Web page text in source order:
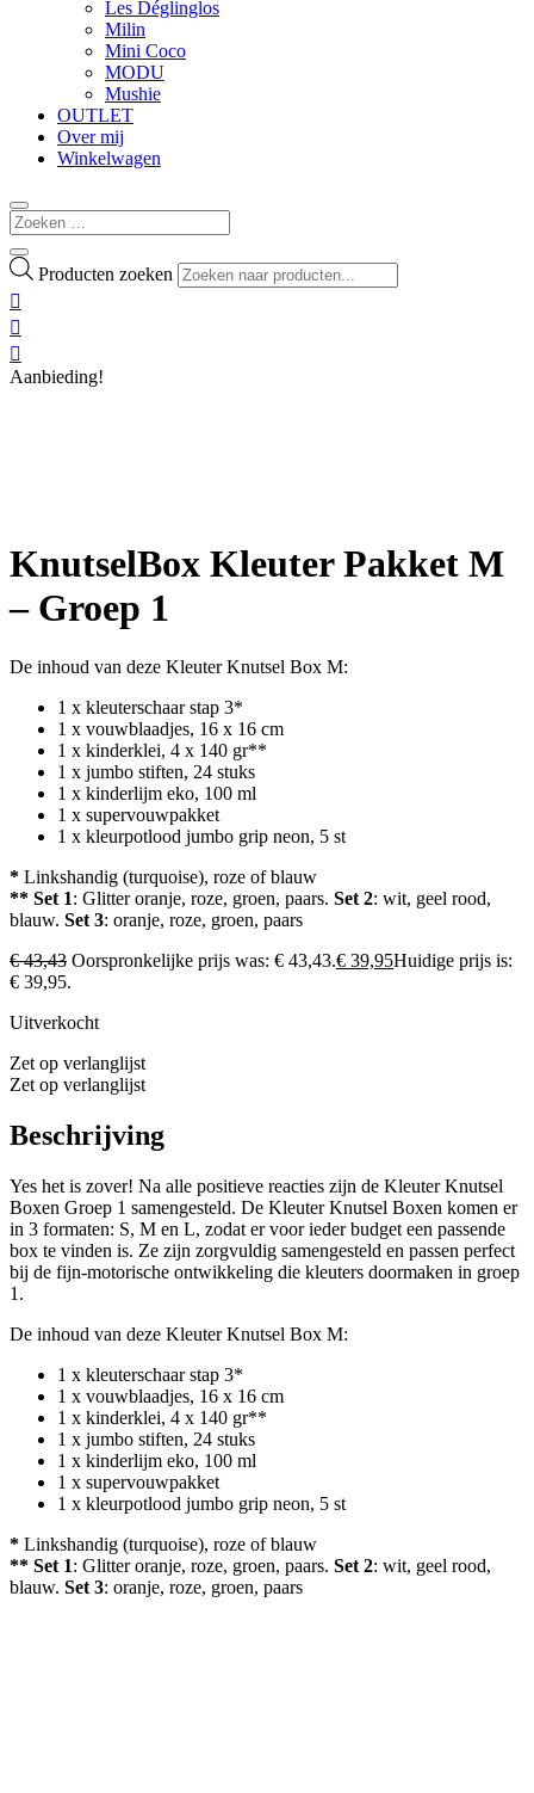
Les Déglinglos
Milin
Mini Coco
MODU
Mushie
OUTLET
Over mij
Winkelwagen
Producten zoeken



Aanbieding!
KnutselBox Kleuter Pakket M
– Groep 1
De inhoud van deze Kleuter Knutsel Box M:
1 x kleuterschaar stap 3*
1 x vouwblaadjes, 16 x 16 cm
1 x kinderklei, 4 x 140 gr**
1 x jumbo stiften, 24 stuks
1 x kinderlijm eko, 100 ml
1 x supervouwpakket
1 x kleurpotlood jumbo grip neon, 5 st
* Linkshandig (turquoise), roze of blauw
** Set 1: Glitter oranje, roze, groen, paars. Set 2: wit, geel rood,
blauw. Set 3: oranje, roze, groen, paars
€43,43 Oorspronkelijke prijs was: € 43,43.€ 39,95Huidige prijs is:
€ 39,95.
Uitverkocht
Zet op verlanglijst
Zet op verlanglijst
Beschrijving
Yes het is zover! Na alle positieve reacties zijn de Kleuter Knutsel
Boxen Groep 1 samengesteld. De Kleuter Knutsel Boxen komen er
in 3 formaten: S, M en L, zodat er voor ieder budget een passende
box te vinden is. Ze zijn zorgvuldig samengesteld en passen perfect
bij de fijn-motorische ontwikkeling die kleuters doormaken in groep
1.
De inhoud van deze Kleuter Knutsel Box M:
1 x kleuterschaar stap 3*
1 x vouwblaadjes, 16 x 16 cm
1 x kinderklei, 4 x 140 gr**
1 x jumbo stiften, 24 stuks
1 x kinderlijm eko, 100 ml
1 x supervouwpakket
1 x kleurpotlood jumbo grip neon, 5 st
* Linkshandig (turquoise), roze of blauw
** Set 1: Glitter oranje, roze, groen, paars. Set 2: wit, geel rood,
blauw. Set 3: oranje, roze, groen, paars